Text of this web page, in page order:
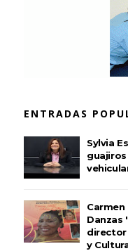
ENTRADAS
Sylvia
Danzas
director
y